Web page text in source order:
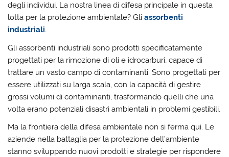
degli individui. La nostra linea di difesa principale in questa
lotta per la protezione ambientale? Gliassorbenti
industriali.
Gli assorbenti industriali sono prodotti specificatamente
progettati per la rimozione di oli e idrocarburi, capace di
trattare un vasto campo di contaminanti. Sono progettati per
essere utilizzati su larga scala, con la capacità di gestire
grossi volumi di contaminanti, trasformando quelli che una
volta erano potenziali disastri ambientali in problemi gestibili.
Ma la frontiera della difesa ambientale non si ferma qui. Le
aziende nella battaglia per la protezione dell’ambiente
stanno sviluppando nuovi prodotti e strategie per rispondere